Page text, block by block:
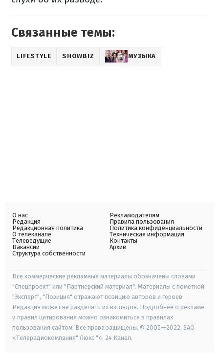
Связанные темы:
LIFESTYLE SHOWBIZ МУЗЫКА
О нас
Редакция
Редакционная политика
О телеканале
Телеведущие
Вакансии
Структура собственности
Рекламодателям
Правила пользования
Политика конфиденциальности
Техническая информация
Контакты
Архив
Все коммерческие рекламные материалы обозначены словами
"Спецпроект" или "Партнерский материал". Материалы с пометкой
"Эксперт", "Позиция" отражают позицию авторов и героев.
Редакция может не разделять их взглядов. Подробнее о рекламе
и правил цитирования можно ознакомиться в правилах
пользования сайтом. Все права защищены. © 2005—2022, ЗАО
«Телерадиокомпания" Люкс "», 24 Канал.